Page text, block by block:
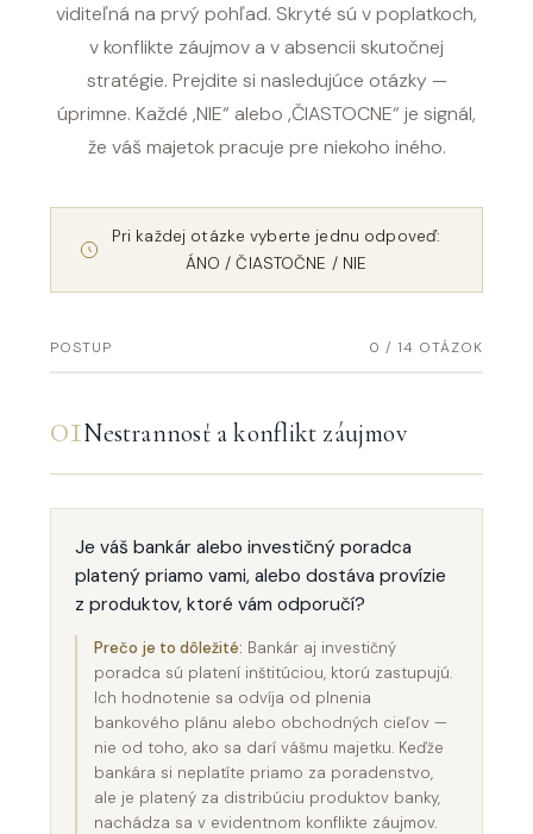
viditeľná na prvý pohľad. Skryté sú v poplatkoch,
v konflikte záujmov a v absencii skutočnej
stratégie. Prejdite si nasledujúce otázky —
úprimne. Každé ‚NIE“ alebo ‚ČIASTOCNE“ je signál,
že váš majetok pracuje pre niekoho iného.
Pri každej otázke vyberte jednu odpoveď:
ÁNO / ČIASTOČNE / NIE
POSTUP 0 / 14 OTÁZOK
01Nestrannosť a konflikt záujmov
Je váš bankár alebo investičný poradca
platený priamo vami, alebo dostáva provízie
z produktov, ktoré vám odporučí?
Prečo je to dôležité: Bankár aj investičný
poradca sú platení inštitúciou, ktorú zastupujú.
Ich hodnotenie sa odvíja od plnenia
bankového plánu alebo obchodných cieľov —
nie od toho, ako sa darí vášmu majetku. Keďže
bankára si neplatíte priamo za poradenstvo,
ale je platený za distribúciu produktov banky,
nachádza sa v evidentnom konflikte záujmov.